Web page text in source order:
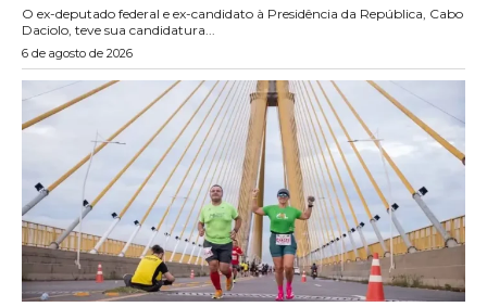
O ex-deputado federal e ex-candidato à Presidência da República, Cabo
Daciolo, teve sua candidatura...
6 de agosto de 2026